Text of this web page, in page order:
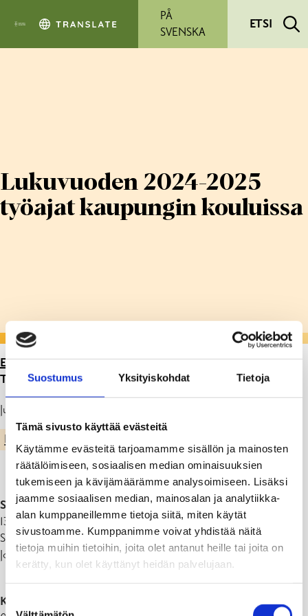
Suostumus Yksityiskohdat Tietoja
Tämä sivusto käyttää evästeitä
Käytämme evästeitä tarjoamamme sisällön ja mainosten
räätälöimiseen, sosiaalisen median ominaisuuksien
tukemiseen ja kävijämäärämme analysoimiseen. Lisäksi
jaamme sosiaalisen median, mainosalan ja analytiikka-
alan kumppaneillemme tietoja siitä, miten käytät
sivustoamme. Kumppanimme voivat yhdistää näitä
tietoja muihin tietoihin, joita olet antanut heille tai joita on
kerätty, kun olet käyttänyt heidän palvelujaan.
Suostumuksen
PÅ
SVENSKA
ETSI
Lukuvuoden 2024-2025
työajat kaupungin kouluissa
ETUSIVU>ARTIKKELIT>LUKUVUODEN 2024-2025
TYÖAJAT KAUPUNGIN KOULUISSA
Julkaistu: 07.12.23
PERUSOPETUS
Syyslukukausi 2024:
13.08.2024-20.12.2024 (91 työpäivää)
Syysloma: 17.10.2024-18.10.2024
Joululoma: 21.12.2024-06.01.2025
Kevätlukukausi 2025: